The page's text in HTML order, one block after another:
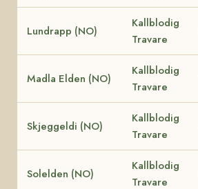
Lundrapp (NO)
Kallblodig
Travare
Madla Elden (NO)
Kallblodig
Travare
Skjeggeldi (NO)
Kallblodig
Travare
Solelden (NO)
Kallblodig
Travare